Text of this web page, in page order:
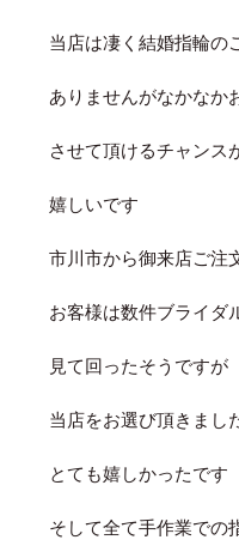
当店は凄く結婚指輪の
ありませんがなかなか
させて頂けるチャンス
嬉しいです
市川市から御来店ご注
お客様は数件ブライダ
見て回ったそうですが
当店をお選び頂きまし
とても嬉しかったです
そして全て手作業での